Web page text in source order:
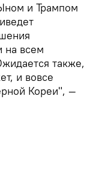
и Трампом
на всем
также,
и вовсе
Кореи", —